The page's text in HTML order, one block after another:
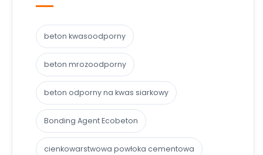
beton kwasoodporny
beton mrozoodporny
beton odporny na kwas siarkowy
Bonding Agent Ecobeton
cienkowarstwowa powłoka cementowa